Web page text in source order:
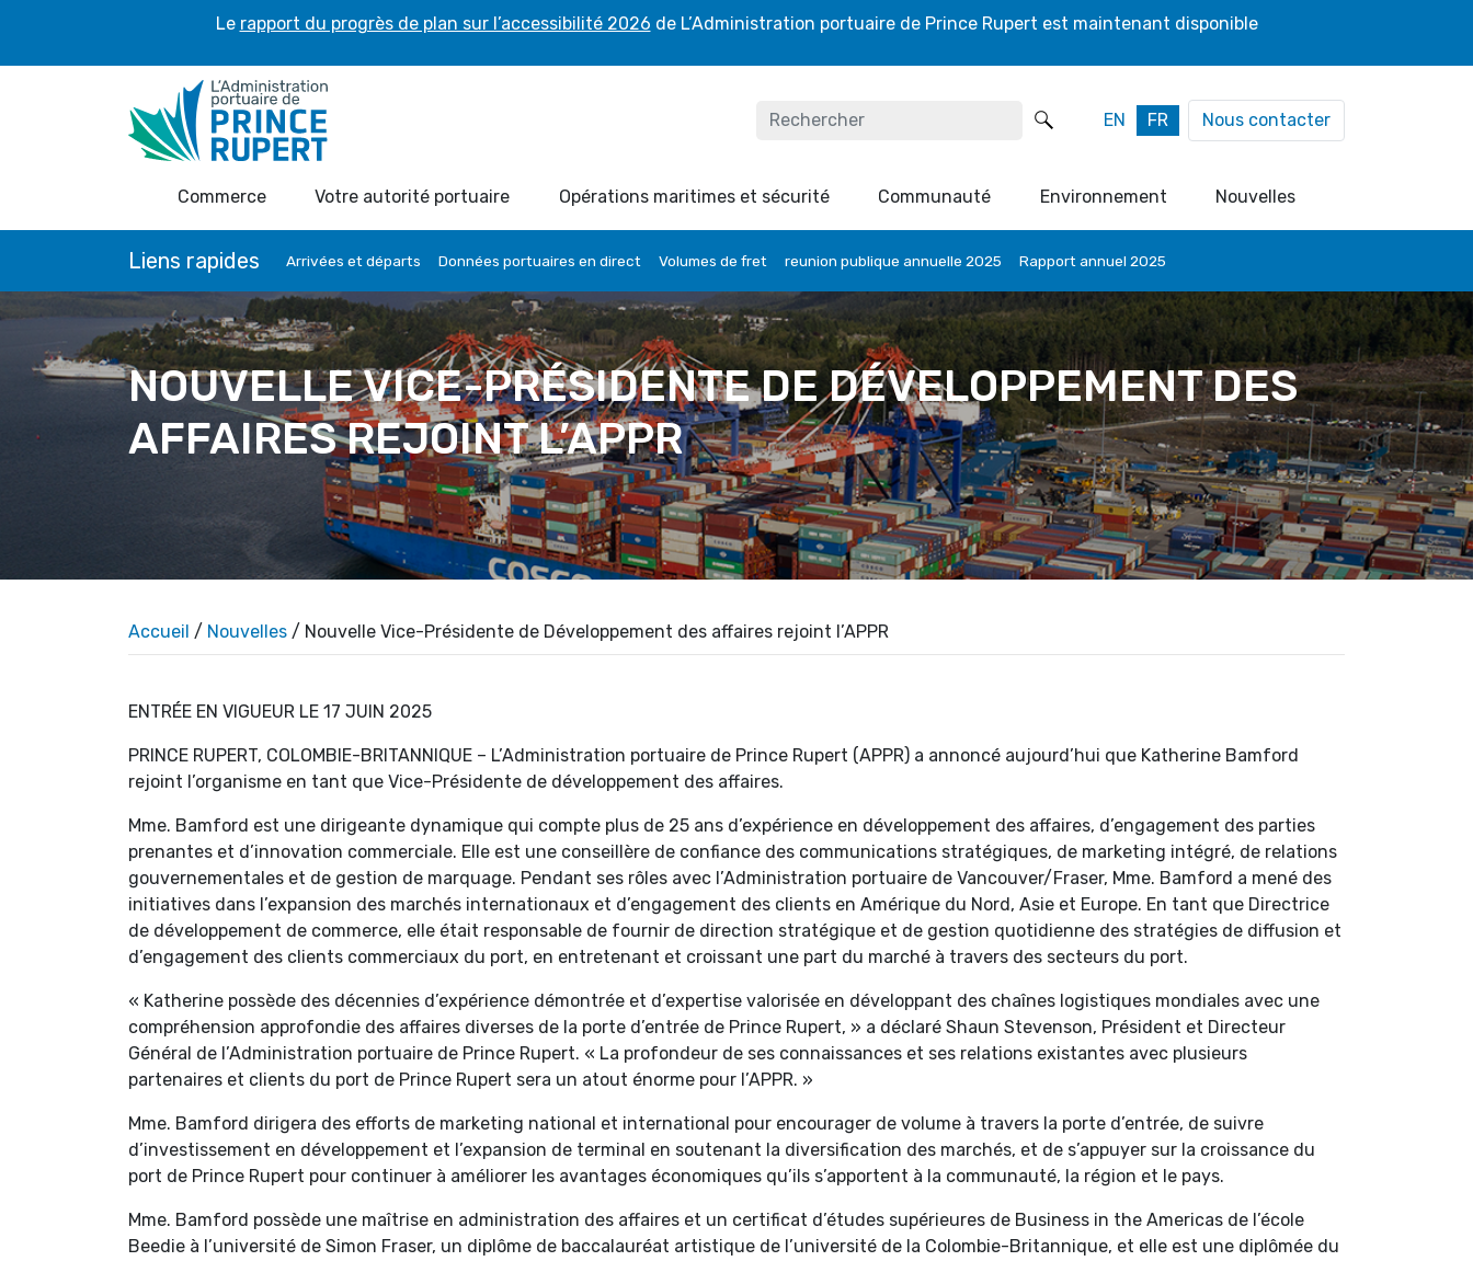
Le rapport du progrès de plan sur l’accessibilité 2026 de L’Administration portuaire de Prince Rupert est maintenant disponible
EN FR Nous contacter
Commerce Votre autorité portuaire Opérations maritimes et sécurité Communauté Environnement Nouvelles
Liens rapides Arrivées et départs Données portuaires en direct Volumes de fret reunion publique annuelle 2025 Rapport annuel 2025
NOUVELLE VICE-PRÉSIDENTE DE DÉVELOPPEMENT DES
AFFAIRES REJOINT L’APPR
Accueil / Nouvelles / Nouvelle Vice-Présidente de Développement des affaires rejoint l’APPR
ENTRÉE EN VIGUEUR LE 17 JUIN 2025
PRINCE RUPERT, COLOMBIE-BRITANNIQUE – L’Administration portuaire de Prince Rupert (APPR) a annoncé aujourd’hui que Katherine Bamford
rejoint l’organisme en tant que Vice-Présidente de développement des affaires.
Mme. Bamford est une dirigeante dynamique qui compte plus de 25 ans d’expérience en développement des affaires, d’engagement des parties
prenantes et d’innovation commerciale. Elle est une conseillère de confiance des communications stratégiques, de marketing intégré, de relations
gouvernementales et de gestion de marquage. Pendant ses rôles avec l’Administration portuaire de Vancouver/Fraser, Mme. Bamford a mené des
initiatives dans l’expansion des marchés internationaux et d’engagement des clients en Amérique du Nord, Asie et Europe. En tant que Directrice
de développement de commerce, elle était responsable de fournir de direction stratégique et de gestion quotidienne des stratégies de diffusion et
d’engagement des clients commerciaux du port, en entretenant et croissant une part du marché à travers des secteurs du port.
« Katherine possède des décennies d’expérience démontrée et d’expertise valorisée en développant des chaînes logistiques mondiales avec une
compréhension approfondie des affaires diverses de la porte d’entrée de Prince Rupert, » a déclaré Shaun Stevenson, Président et Directeur
Général de l’Administration portuaire de Prince Rupert. « La profondeur de ses connaissances et ses relations existantes avec plusieurs
partenaires et clients du port de Prince Rupert sera un atout énorme pour l’APPR. »
Mme. Bamford dirigera des efforts de marketing national et international pour encourager de volume à travers la porte d’entrée, de suivre
d’investissement en développement et l’expansion de terminal en soutenant la diversification des marchés, et de s’appuyer sur la croissance du
port de Prince Rupert pour continuer à améliorer les avantages économiques qu’ils s’apportent à la communauté, la région et le pays.
Mme. Bamford possède une maîtrise en administration des affaires et un certificat d’études supérieures de Business in the Americas de l’école
Beedie à l’université de Simon Fraser, un diplôme de baccalauréat artistique de l’université de la Colombie-Britannique, et elle est une diplômée du